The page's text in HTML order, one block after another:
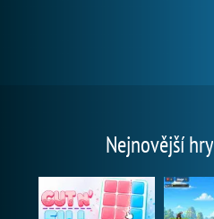
Nejnovější hry